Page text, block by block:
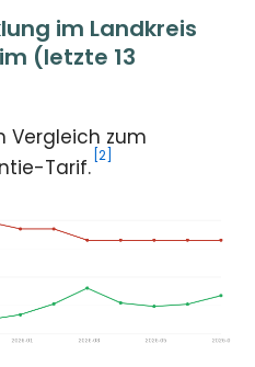
im Landkreis
(letzte 13
Vergleich zum
Tarif. [2]